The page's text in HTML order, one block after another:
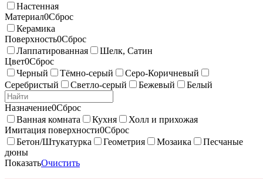
Настенная
Материал0Сброс
Керамика
Поверхность0Сброс
Лаппатированная
Шелк, Сатин
Цвет0Сброс
Черный
Тёмно-серый
Серо-Коричневый
Серебристый
Светло-серый Бежевый Белый
Назначение0Сброс
Ванная комната
Кухня
Холл и прихожая
Имитация поверхности0Сброс
Бетон/Штукатурка
Геометрия Мозаика
Песчаные
дюны
ПоказатьОчистить